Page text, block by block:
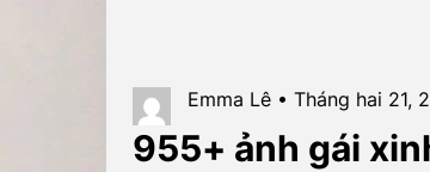
Emma Lê • Tháng hai 21,
955+ ảnh gái